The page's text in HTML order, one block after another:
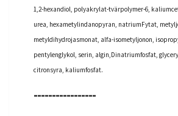
1,2-hexandiol, polyakrylat-tvärpolymer-6,
urea, hexametylindanopyran, natriumFytat,
metyldihydrojasmonat, alfa-isometyljonon,
pentylenglykol, serin, algin,Dinatriumfosfat,
citronsyra, kaliumfosfat.
-----------------